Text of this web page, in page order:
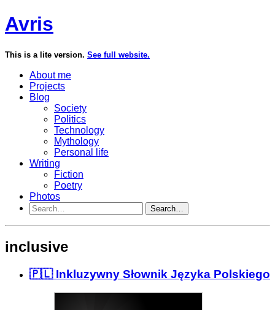
Avris
This is a lite version. See full website.
About me
Projects
Blog
Society
Politics
Technology
Mythology
Personal life
Writing
Fiction
Poetry
Photos
Search…
inclusive
🇵🇱 Inkluzywny Słownik Języka Polskiego